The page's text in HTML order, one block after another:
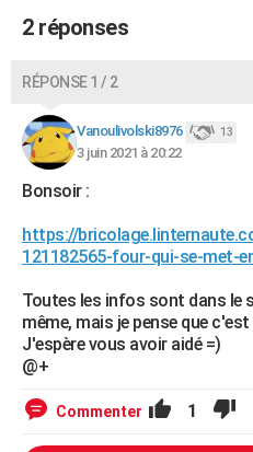
FORUM
2 réponses
RÉPONSE 1 / 2
Vanoulivolski8976 13
3 juin 2021 à 20:22
Bonsoir :
https://
121182565-four-qui-se-met-
Toutes les infos sont dans le
même, mais je pense que
J'espère vous avoir aidé =)
@+
Commenter 1